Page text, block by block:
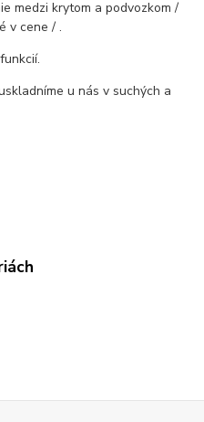
medzi krytom a podvozkom /
v cene / .
u nás v suchých a